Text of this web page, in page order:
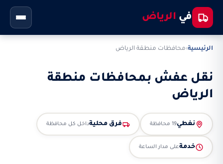
في الرياض
الرئيسية›محافظات منطقة الرياض
نقل عفش بمحافظات منطقة
الرياض
نغطي19 محافظة فرق محليةداخل كل محافظة
خدمةعلى مدار الساعة